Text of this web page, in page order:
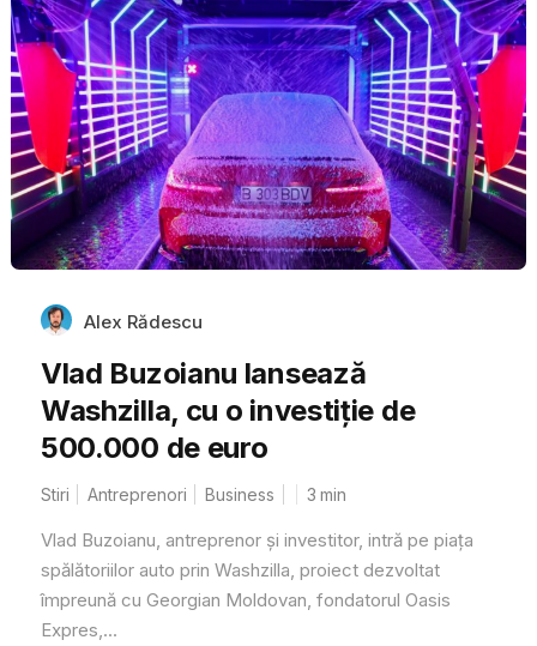
Alex Rădescu
Vlad Buzoianu lansează
Washzilla, cu o investiție de
500.000 de euro
Stiri Antreprenori Business 3 min
Vlad Buzoianu, antreprenor și investitor, intră pe piața
spălătoriilor auto prin Washzilla, proiect dezvoltat
împreună cu Georgian Moldovan, fondatorul Oasis
Expres,...